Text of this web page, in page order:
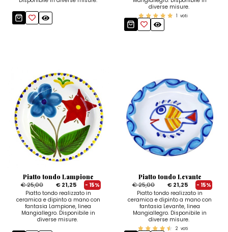
diverse misure.
1 voti
Piatto tondo Lampione
€ 25,00
€ 21,25
- 15%
Piatto tondo realizzato in
ceramica e dipinto a mano con
fantasia Lampione, linea
Mangiallegro. Disponibile in
diverse misure.
Piatto tondo Levante
€ 25,00
€ 21,25
- 15%
Piatto tondo realizzato in
ceramica e dipinto a mano con
fantasia Levante, linea
Mangiallegro. Disponibile in
diverse misure.
2 voti